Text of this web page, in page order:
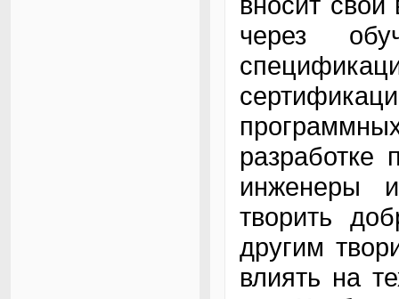
через
разработке
инженеры
творить
другим
влиять на